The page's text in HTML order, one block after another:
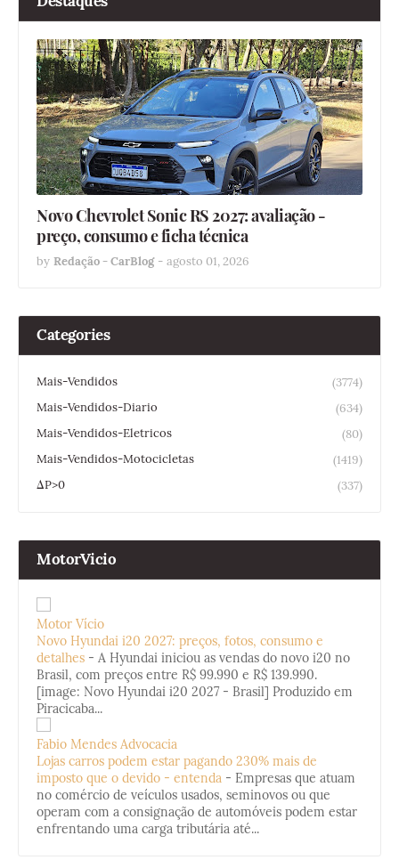
Novo Chevrolet Sonic RS 2027: avaliação -
preço, consumo e ficha técnica
by Redação - CarBlog - agosto 01, 2026
Categories
Mais-Vendidos
(3774)
Mais-Vendidos-Diario
(634)
Mais-Vendidos-Eletricos
(80)
Mais-Vendidos-Motocicletas
(1419)
ΔP>0
(337)
MotorVicio
Motor Vício
Novo Hyundai i20 2027: preços, fotos, consumo e
detalhes - A Hyundai iniciou as vendas do novo i20 no
Brasil, com preços entre R$ 99.990 e R$ 139.990.
[image: Novo Hyundai i20 2027 - Brasil] Produzido em
Piracicaba...
Fabio Mendes Advocacia
Lojas carros podem estar pagando 230% mais de
imposto que o devido - entenda - Empresas que atuam
no comércio de veículos usados, seminovos ou que
operam com a consignação de automóveis podem estar
enfrentando uma carga tributária até...